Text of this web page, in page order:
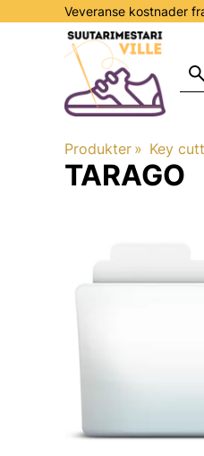
Veveranse kostnader
Produkter ‪» Key
TARAGO